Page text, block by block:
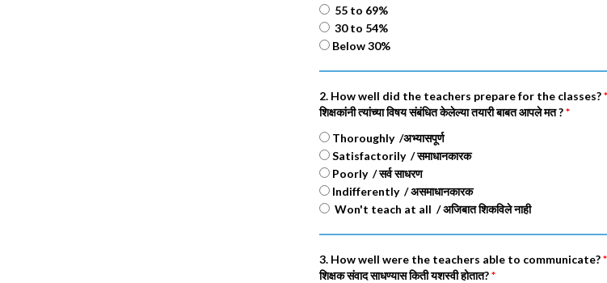
55 to 69%
30 to 54%
Below 30%
2. How well did the teachers prepare for the classes?*
शिक्षकांनी त्यांच्या विषय संबंधित केलेल्या तयारी बाबत आपले मत ?*
Thoroughly /अभ्यासपूर्ण
Satisfactorily / समाधानकारक
Poorly / सर्व साधरण
Indifferently / असमाधानकारक
Won't teach at all / अजिबात शिकविले नाही
3. How well were the teachers able to communicate?*
शिक्षक संवाद साधण्यास किती यशस्वी होतात?*